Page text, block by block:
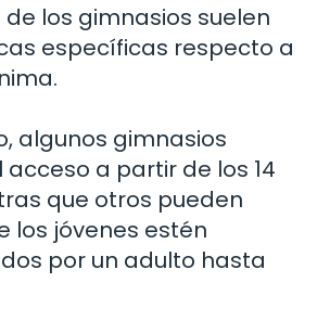
los gimnasios suelen
específicas respecto a
algunos gimnasios
a partir de los 14
que otros pueden
los jóvenes estén
por un adulto hasta